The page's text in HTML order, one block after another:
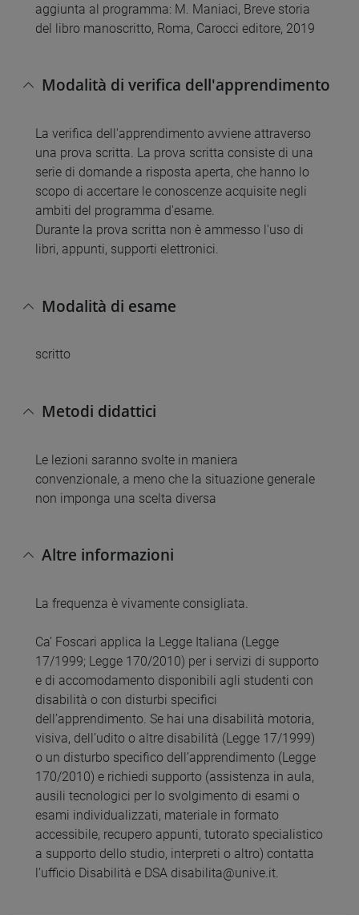
aggiunta al programma: M. Maniaci, Breve storia
del libro manoscritto, Roma, Carocci editore, 2019
Modalità di verifica dell'apprendimento
La verifica dell'apprendimento avviene attraverso
una prova scritta. La prova scritta consiste di una
serie di domande a risposta aperta, che hanno lo
scopo di accertare le conoscenze acquisite negli
ambiti del programma d'esame.
Durante la prova scritta non è ammesso l'uso di
libri, appunti, supporti elettronici.
Modalità di esame
scritto
Metodi didattici
Le lezioni saranno svolte in maniera
convenzionale, a meno che la situazione generale
non imponga una scelta diversa
Altre informazioni
La frequenza è vivamente consigliata.
Ca’ Foscari applica la Legge Italiana (Legge
17/1999; Legge 170/2010) per i servizi di supporto
e di accomodamento disponibili agli studenti con
disabilità o con disturbi specifici
dell’apprendimento. Se hai una disabilità motoria,
visiva, dell’udito o altre disabilità (Legge 17/1999)
o un disturbo specifico dell’apprendimento (Legge
170/2010) e richiedi supporto (assistenza in aula,
ausili tecnologici per lo svolgimento di esami o
esami individualizzati, materiale in formato
accessibile, recupero appunti, tutorato specialistico
a supporto dello studio, interpreti o altro) contatta
l’ufficio Disabilità e DSA disabilita@unive.it.